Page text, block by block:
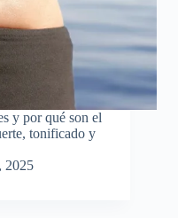
y por qué son el
tonificado y
2025